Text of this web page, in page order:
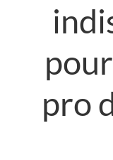
pro